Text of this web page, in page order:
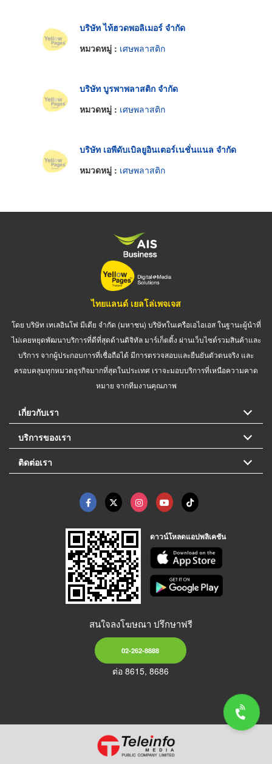
บริษัท ไท้ฮวดพอลิเมอร์ จำกัด
หมวดหมู่ : เศษพลาสติก
บริษัท บูรพาพลาสติก จำกัด
หมวดหมู่ : เศษพลาสติก
บริษัท เอพีดับเบิลยูอินเตอร์เนชั่นแนล จำกัด
หมวดหมู่ : เศษพลาสติก
ไทยแลนด์ เยลโล่เพจเจส
โดย บริษัท เทเลอินโฟ มีเดีย จำกัด (มหาชน) บริษัทในเครือเอไอเอส ในฐานะผู้นำที่
ไม่เคยหยุดพัฒนาบริการที่ดีที่สุดด้านดิจิทัล มาร์เก็ตติ้ง ผ่านเว็บไซต์รวมสินค้าและ
บริการ จากผู้ประกอบการที่เชื่อถือได้ มีการตรวจสอบและยืนยันตัวตนจริง และ
ครอบคลุมทุกหมวดธุรกิจมากที่สุดในประเทศ เราจะมอบบริการที่เหนือความคาด
หมาย จากทีมงานคุณภาพ
เกี่ยวกับเรา
บริการของเรา
ติดต่อเรา
ดาวน์โหลดแอปพลิเคชัน
สนใจลงโฆษณา ปรึกษาฟรี
02-262-8888
ต่อ 8615, 8686